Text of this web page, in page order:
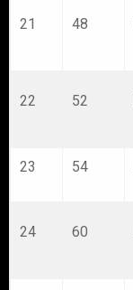
21 48
22 52
23 54
24 60